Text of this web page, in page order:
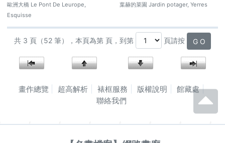
歐洲大橋 Le Pont De Leurope,
Esquisse
葉赫的菜園 Jardin potager, Yerres
共 3 頁（52 筆），本頁為第 頁，到第 頁請按 G O
畫作總覽 超高解析 裱框服務 版權說明
館藏處
聯絡我們